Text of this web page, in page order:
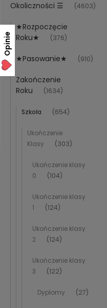
Okoliczności ☰ (4603)
★Rozpoczęcie
Roku★
(376)
★Pasowanie★ (910)
Zakończenie
Roku
(1634)
Szkoła (654)
Ukończenie
Klasy
(303)
Ukończenie klasy
0
(104)
Ukończenie klasy
1
(124)
Ukończenie klasy
2
(124)
Ukończenie klasy
3
(122)
Dyplomy (27)
Opinie